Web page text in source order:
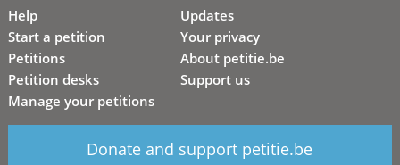
Help
Start a petition
Petitions
Petition desks
Manage your petitions
Updates
Your privacy
About petitie.be
Support us
Donate and support petitie.be